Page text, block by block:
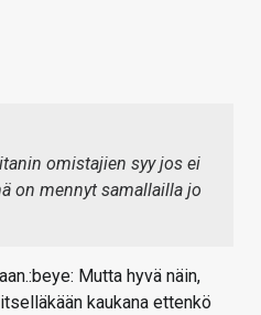
omistajien syy jos ei
on mennyt samallailla jo
Mutta hyvä näin,
kaukana ettenkö